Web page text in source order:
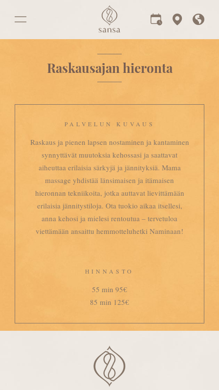
Raskausajan hieronta
PALVELUN KUVAUS
Raskaus ja pienen lapsen nostaminen ja kantaminen
synnyttävät muutoksia kehossasi ja saattavat
aiheuttaa erilaisia särkyjä ja jännityksiä. Mama
massage yhdistää länsimaisen ja itämaisen
hieronnan tekniikoita, jotka auttavat lievittämään
erilaisia jännitystiloja. Ota tuokio aikaa itsellesi,
anna kehosi ja mielesi rentoutua – tervetuloa
viettämään ansaittu hemmotteluhetki Naminaan!
HINNASTO
55 min 95€
85 min 125€